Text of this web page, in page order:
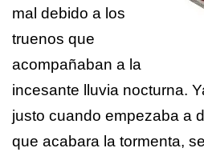
mal debido a los
truenos que
acompañaban a la
incesante lluvia nocturna.
justo cuando empezaba a
que acabara la tormenta,